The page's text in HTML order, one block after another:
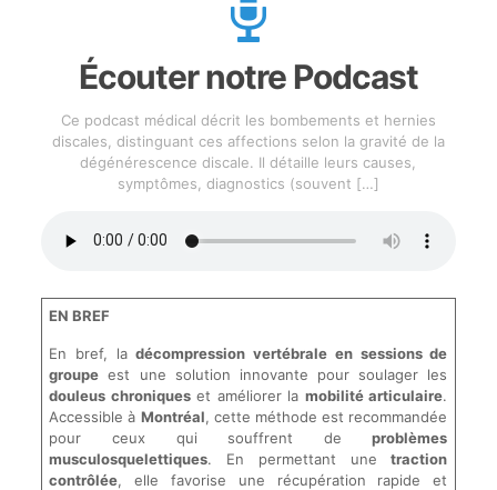
Écouter notre Podcast
Ce podcast médical décrit les bombements et hernies
discales, distinguant ces affections selon la gravité de la
dégénérescence discale. Il détaille leurs causes,
symptômes, diagnostics (souvent […]
EN BREF
En bref, ladécompression vertébrale en sessions de
groupe est une solution innovante pour soulager les
douleus chroniqueset améliorer la mobilité articulaire.
Accessible à Montréal, cette méthode est recommandée
pour ceux qui souffrent deproblèmes
musculosquelettiques. En permettant unetraction
contrôlée, elle favorise une récupération rapide et